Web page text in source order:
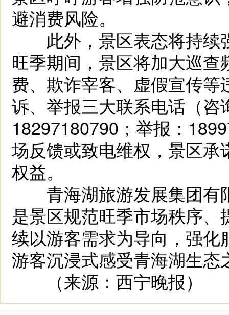
避消费风险。
此外，景区表态将持续
旺季期间，景区将加大巡
费、欺诈宰客、虚假宣传
诉、举报三大联系电话（
18297180790；举报：
场反馈或致电维权，景区
权益。
青海湖旅游发展集团有
是景区规范旺季市场秩序
续以游客需求为导向，强
游客沉浸式感受青海湖生
（来源：西宁晚报）